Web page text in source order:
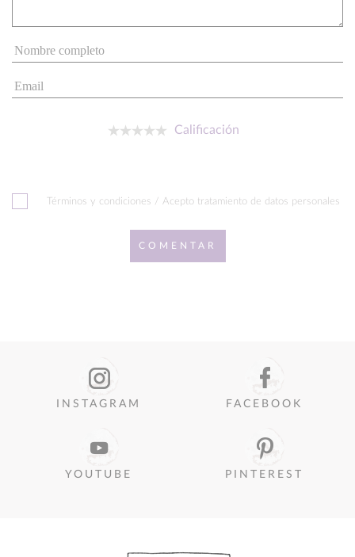
Calificación
Términos y condiciones / Acepto tratamiento de datos personales
COMENTAR
INSTAGRAM FACEBOOK
YOUTUBE PINTEREST